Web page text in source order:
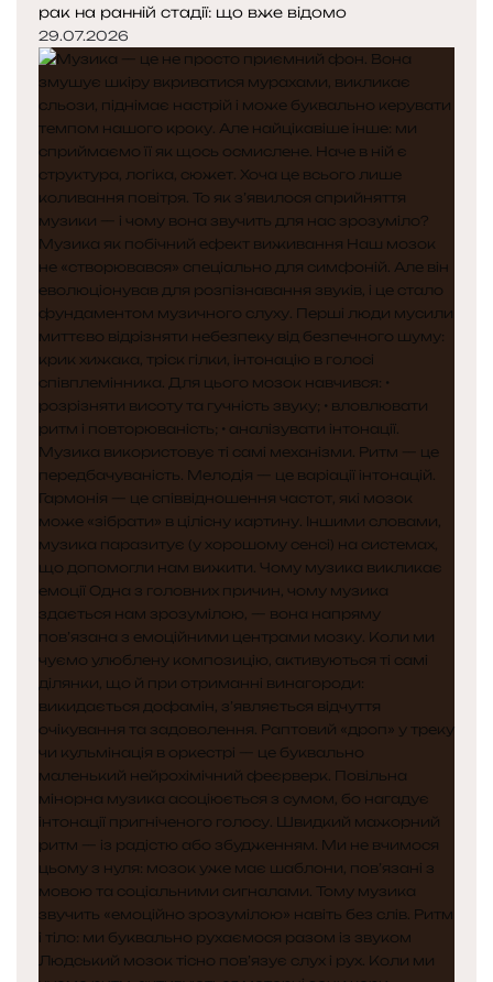
рак на ранній стадії: що вже відомо
29.07.2026